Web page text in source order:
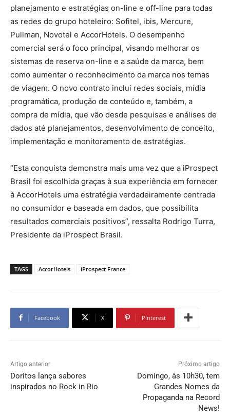
planejamento e estratégias on-line e off-line para todas
as redes do grupo hoteleiro: Sofitel, ibis, Mercure,
Pullman, Novotel e AccorHotels. O desempenho
comercial será o foco principal, visando melhorar os
sistemas de reserva on-line e a saúde da marca, bem
como aumentar o reconhecimento da marca nos temas
de viagem. O novo contrato inclui redes sociais, mídia
programática, produção de conteúdo e, também, a
compra de mídia, que vão desde pesquisas e análises de
dados até planejamentos, desenvolvimento de conceito,
implementação e monitoramento de estratégias.
“Esta conquista demonstra mais uma vez que a iProspect
Brasil foi escolhida graças à sua experiência em fornecer
à AccorHotels uma estratégia verdadeiramente centrada
no consumidor e baseada em dados, que possibilita
resultados comerciais positivos”, ressalta Rodrigo Turra,
Presidente da iProspect Brasil.
TAGS AccorHotels iProspect France
Facebook X Pinterest
Artigo anterior
Doritos lança sabores
inspirados no Rock in Rio
Próximo artigo
Domingo, às 10h30, tem
Grandes Nomes da
Propaganda na Record
News!